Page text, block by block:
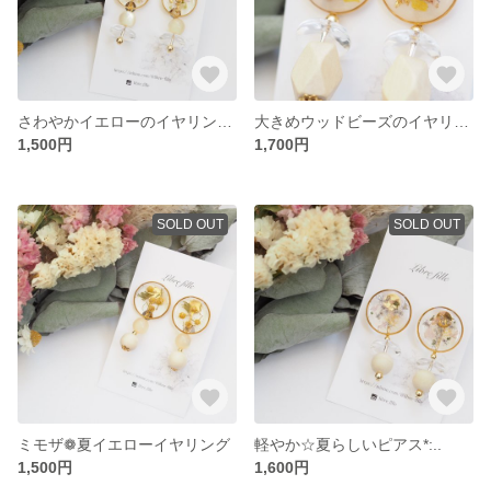
1,500円
1,700円
SOLD OUT
ミモザ❁夏イエローイヤリング
1,500円
SOLD OUT
軽やか☆夏らしいピアス*:..
1,600円